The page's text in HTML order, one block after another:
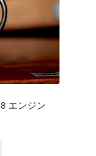
エンジン